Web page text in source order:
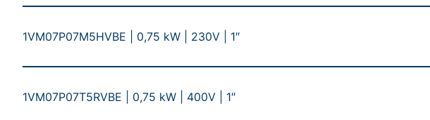
1VM07P07M5HVBE | 0,75 kW | 230V | 1″
1VM07P07T5RVBE | 0,75 kW | 400V | 1″